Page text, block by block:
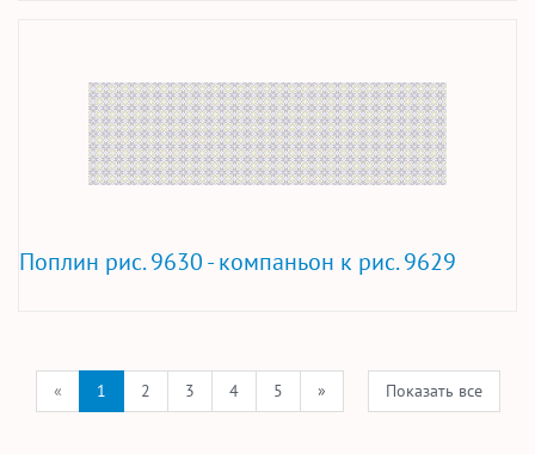
Поплин рис. 9630 - компаньон к рис. 9629
« 1 2 3 4 5 » Показать все